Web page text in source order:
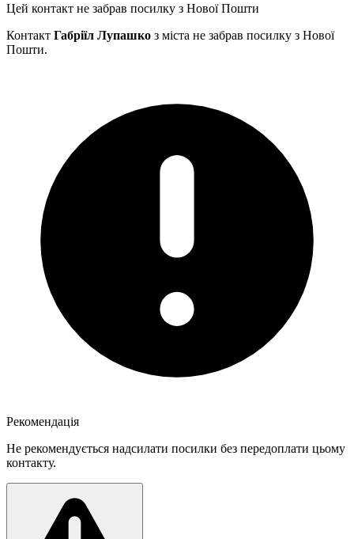
Цей контакт не забрав посилку з Нової Пошти
Контакт Габріїл Лупашко з міста не забрав посилку з Нової
Пошти.
Рекомендація
Не рекомендується надсилати посилки без передоплати цьому
контакту.